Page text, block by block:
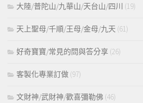
大陸/普陀山/九華山/天台山/四川 (19)
天上聖母/千順/王母/金母/九天 (61)
好奇寶寶/常見的問與答分享 (26)
客製化專業訂做 (97)
文財神/武財神/歡喜彌勒佛 (46)